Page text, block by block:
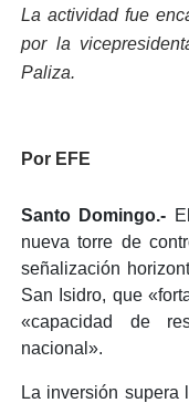
La actividad fue
por la
Paliza.
Por EFE
Santo Domingo.-
nueva torre de
señalización
San Isidro, que
«capacidad de
nacional».
La inversión